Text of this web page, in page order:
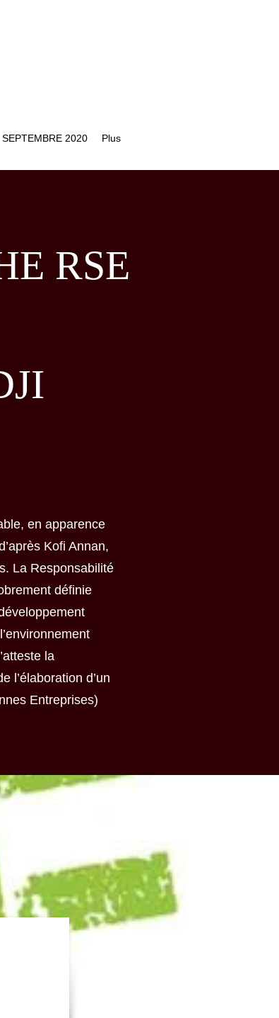
SEPTEMBRE 2020 Plus
RSE
en apparence
Kofi Annan,
La Responsabilité
définie
la
l’élaboration d’un
Entreprises)